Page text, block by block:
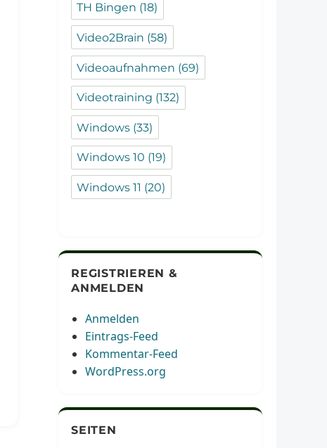
TH Bingen (18)
Video2Brain (58)
Videoaufnahmen (69)
Videotraining (132)
Windows (33)
Windows 10 (19)
Windows 11 (20)
REGISTRIEREN &
ANMELDEN
Anmelden
Eintrags-Feed
Kommentar-Feed
WordPress.org
SEITEN